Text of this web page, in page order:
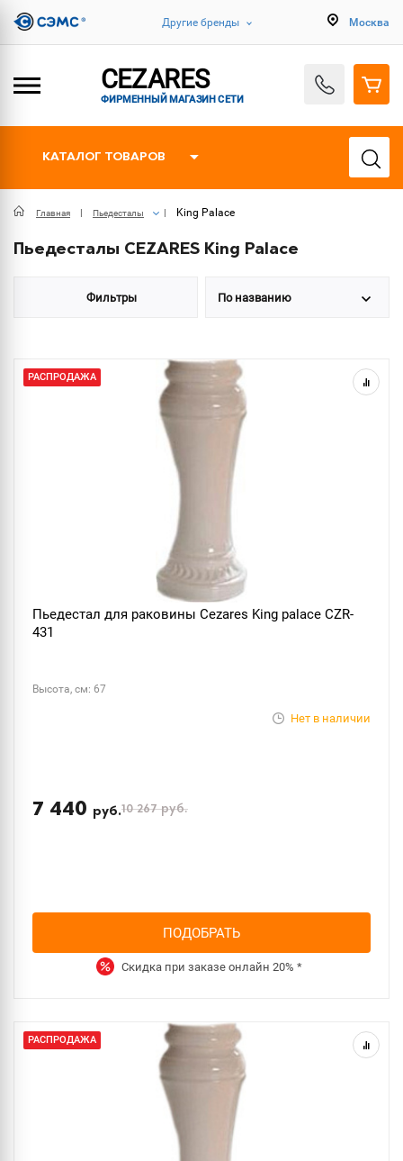
Другие бренды Москва
CEZARES
ФИРМЕННЫЙ МАГАЗИН СЕТИ
КАТАЛОГ ТОВАРОВ
Главная Пьедесталы King Palace
Пьедесталы CEZARES King Palace
Фильтры По названию
РАСПРОДАЖА
Пьедестал для раковины Cezares King palace CZR-
431
Высота, см: 67
Нет в наличии
7 440 руб.10 267руб.
ПОДОБРАТЬ
Скидка при заказе онлайн 20% *
РАСПРОДАЖА